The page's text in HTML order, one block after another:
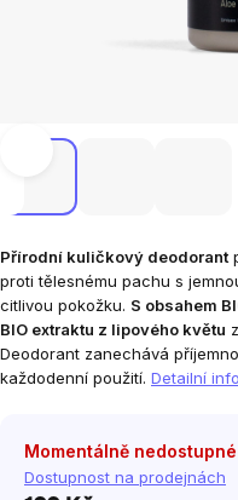
Přírodní kuličkový deodorant
proti tělesnému pachu s
citlivou pokožku. S obsahem
BIO extraktu z lipového květu
Deodorant zanechává
každodenní použití. Detailní
Momentálně nedostupné
Dostupnost na prodejnách